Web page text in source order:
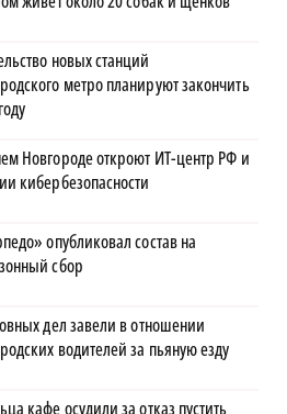
новых станций
метро планируют закончить
Новгороде откроют ИТ-центр РФ и
кибербезопасности
опубликовал состав на
сбор
дел завели в отношении
водителей за пьяную езду
кафе осудили за отказ пустить